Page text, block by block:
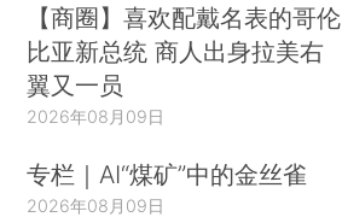
【商圈】喜欢配戴名表的哥伦
比亚新总统 商人出身拉美右
翼又一员
2026年08月09日
专栏｜AI“煤矿”中的金丝雀
2026年08月09日